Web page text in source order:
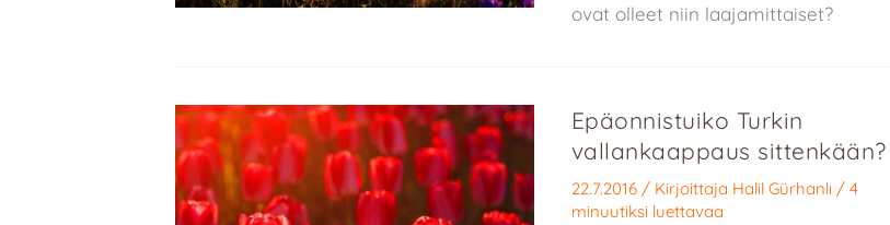
ovat olleet niin laajamittaiset?
Epäonnistuiko Turkin
vallankaappaus sittenkään?
22.7.2016 / Kirjoittaja Halil Gürhanlı / 4
minuutiksi luettavaa